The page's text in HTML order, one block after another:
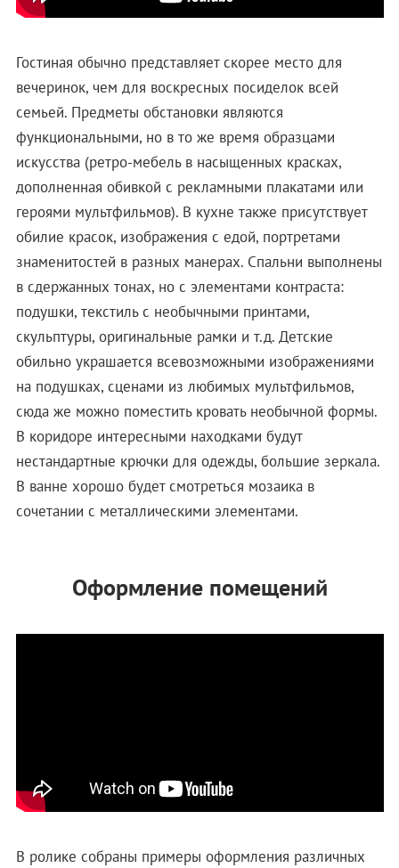
Гостиная обычно представляет скорее место для
вечеринок, чем для воскресных посиделок всей
семьей. Предметы обстановки являются
функциональными, но в то же время образцами
искусства (ретро-мебель в насыщенных красках,
дополненная обивкой с рекламными плакатами или
героями мультфильмов). В кухне также присутствует
обилие красок, изображения с едой, портретами
знаменитостей в разных манерах. Спальни выполнены
в сдержанных тонах, но с элементами контраста:
подушки, текстиль с необычными принтами,
скульптуры, оригинальные рамки и т.д. Детские
обильно украшается всевозможными изображениями
на подушках, сценами из любимых мультфильмов,
сюда же можно поместить кровать необычной формы.
В коридоре интересными находками будут
нестандартные крючки для одежды, большие зеркала.
В ванне хорошо будет смотреться мозаика в
сочетании с металлическими элементами.
Оформление помещений
В ролике собраны примеры оформления различных